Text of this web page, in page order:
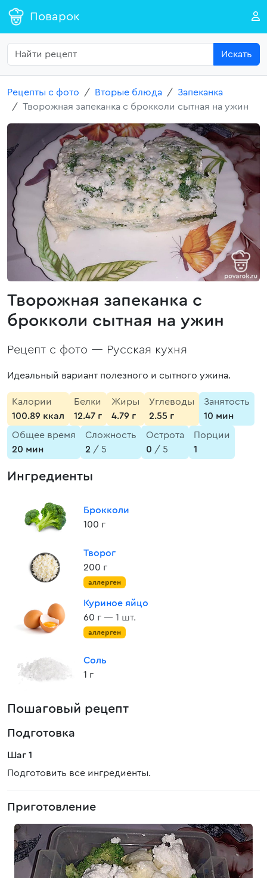
Поварок
Искать
Рецепты с фото Вторые блюда
Запеканка
Творожная запеканка с брокколи сытная на ужин
Творожная запеканка с
брокколи сытная на ужин
Рецепт с фото — Русская кухня
Идеальный вариант полезного и сытного ужина.
Калории
100.89 ккал
Белки
12.47 г
Жиры
4.79 г
Углеводы
2.55 г
Занятость
10 мин
Общее время
20 мин
Сложность
2 / 5
Острота
0 / 5
Порции
1
Ингредиенты
Брокколи
100 г
Творог
200 г
аллерген
Куриное яйцо
60 г — 1 шт.
аллерген
Соль
1 г
Пошаговый рецепт
Подготовка
Шаг 1
Подготовить все ингредиенты.
Приготовление